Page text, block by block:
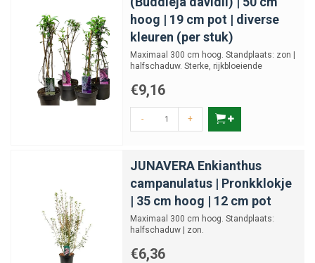
Wanneer kan ik struiken en heesters
planten?
Zijn bloeiende heesters geschikt voor bijen
en vlinders?
Hoe vaak moet ik een haag snoeien?
Welke struiken zijn geschikt voor een kleine
Kan ik struiken ook in potten planten?
hoog | 19 cm pot | diverse
kleuren (per stuk)
Maximaal 300 cm hoog. Standplaats: zon |
halfschaduw. Sterke, rijkbloeiende
€9,16
- +
JUNAVERA Enkianthus
campanulatus | Pronkklokje
| 35 cm hoog | 12 cm pot
Maximaal 300 cm hoog. Standplaats:
halfschaduw | zon.
€6,36